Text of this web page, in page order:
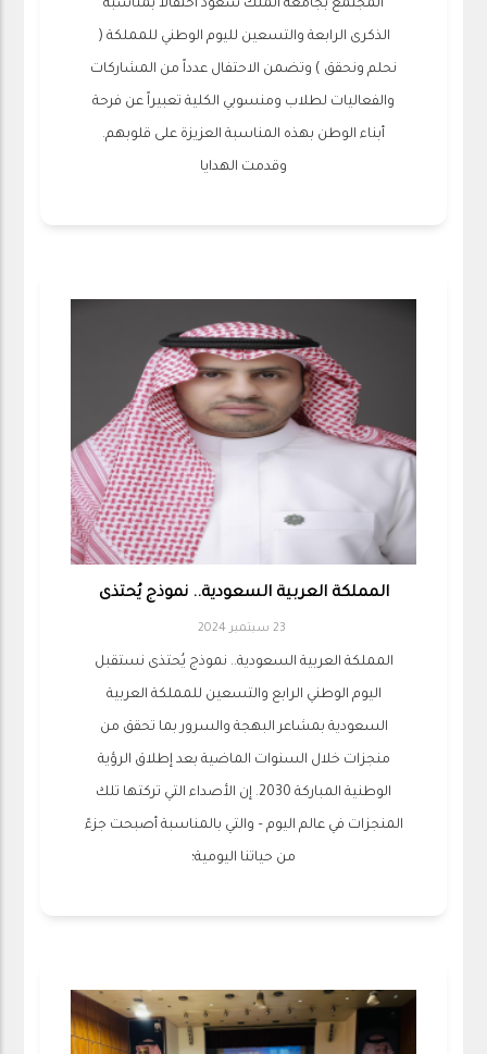
المجتمع بجامعة الملك سعود احتفالاً بمناسبة
الذكرى الرابعة والتسعين لليوم الوطني للمملكة (
نحلم ونحقق ) وتضمن الاحتفال عدداً من المشاركات
والفعاليات لطلاب ومنسوبي الكلية تعبيراً عن فرحة
أبناء الوطن بهذه المناسبة العزيزة على قلوبهم.
وقدمت الهدايا
المملكة العربية السعودية.. نموذج يُحتذى
23 سبتمبر 2024
المملكة العربية السعودية.. نموذج يُحتذى نستقبل
اليوم الوطني الرابع والتسعين للمملكة العربية
السعودية بمشاعر البهجة والسرور بما تحقق من
منجزات خلال السنوات الماضية بعد إطلاق الرؤية
الوطنية المباركة 2030. إن الأصداء التي تركتها تلك
المنجزات في عالم اليوم – والتي بالمناسبة أصبحت جزءً
من حياتنا اليومية؛